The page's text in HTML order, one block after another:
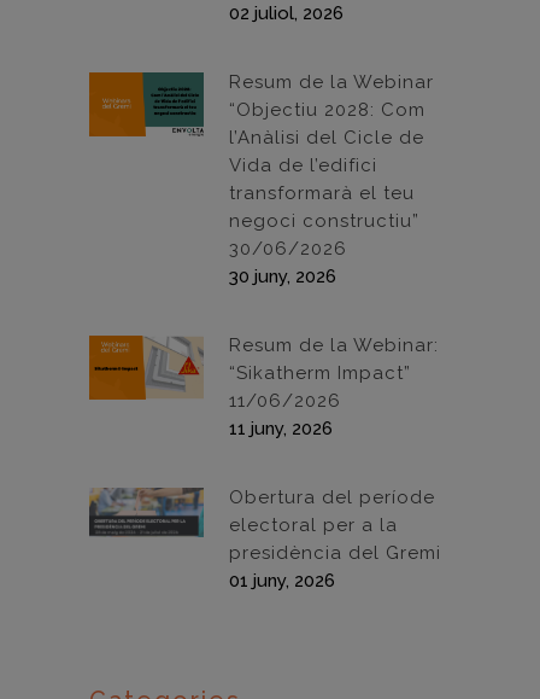
02 juliol, 2026
Resum de la Webinar
“Objectiu 2028: Com
l’Anàlisi del Cicle de
Vida de l’edifici
transformarà el teu
negoci constructiu”
30/06/2026
30 juny, 2026
Resum de la Webinar:
“Sikatherm Impact”
11/06/2026
11 juny, 2026
Obertura del període
electoral per a la
presidència del Gremi
01 juny, 2026